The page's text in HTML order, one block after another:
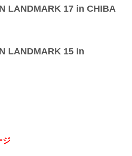
LANDMARK 17 in CHIBA
LANDMARK 15 in
ジ